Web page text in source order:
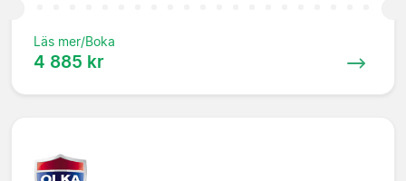
Läs mer/Boka
4 885 kr